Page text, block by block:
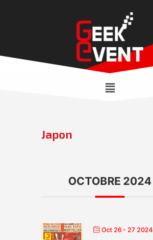
Japon
OCTOBRE 2024
Oct 26 - 27 2024